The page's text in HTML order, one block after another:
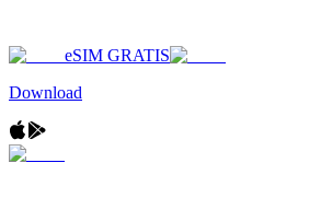
eSIM GRATIS
Download